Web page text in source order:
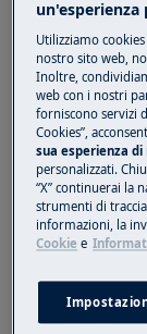
Si applica
Soluzione
la
un'esperienza
Utilizziamo
nostro sito web,
Inoltre,
web con i nostri
forniscono servizi
Cookies”,
sua esperienza di
personalizzati.
“X” continuerai la
strumenti di
informazioni, la
Cookie e